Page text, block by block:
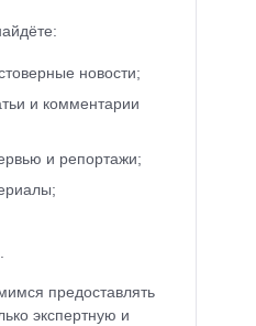
новости;
и комментарии
и репортажи;
предоставлять
экспертную и